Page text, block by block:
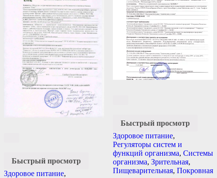
Быстрый просмотр
Здоровое питание,
Быстрый просмотр
Здоровое питание,
Регуляторы систем и
функций организма, Системы
организма, Зрительная,
Пищеварительная, Покровная